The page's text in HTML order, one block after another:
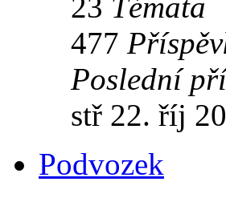
23 Témata
477
Poslední
stř 22. říj
Podvozek